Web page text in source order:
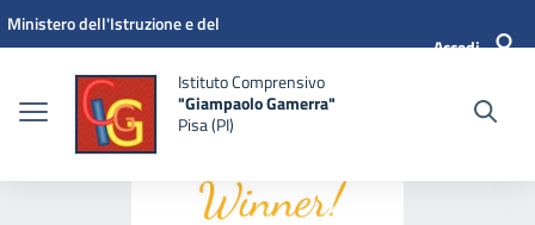
Vai ai contenuti
Vai al menu di navigazione
Vai al footer
Ministero dell'Istruzione e del
Accedi
Istituto Comprensivo
"Giampaolo Gamerra"
Pisa (PI)